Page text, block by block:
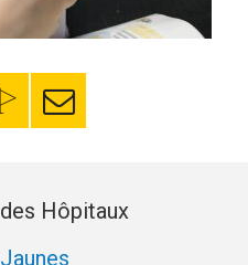
espaceS’inscrire à la
newsletter
Hôpitaux